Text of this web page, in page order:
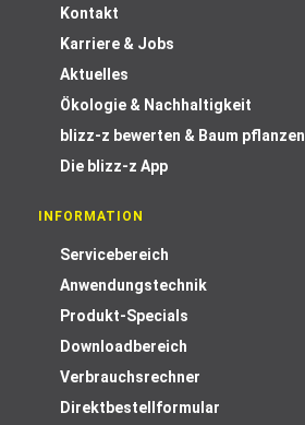
Kontakt
Karriere & Jobs
Aktuelles
Ökologie & Nachhaltigkeit
blizz-z bewerten & Baum pflanzen
Die blizz-z App
INFORMATION
Servicebereich
Anwendungstechnik
Produkt-Specials
Downloadbereich
Verbrauchsrechner
Direktbestellformular